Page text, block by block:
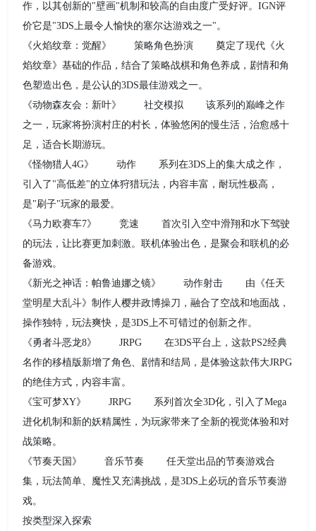
作，以其创新的"壁画"机制和较高的自由度广受好评。IGN评
价它是"3DS上最令人愉快的塞尔达游戏之一"。
《火焰纹章：觉醒》 策略角色扮演 奠定了现代《火
焰纹章》基础的作品，结合了策略战棋和角色养成，剧情和角
色塑造出色，是公认的3DS最佳游戏之一。
《动物森友会：新叶》 社交模拟 该系列的巅峰之作
之一，玩家将扮演村庄的村长，体验悠闲的慢生活，治愈感十
足，适合长期游玩。
《怪物猎人4G》 动作 系列在3DS上的集大成之作，
引入了"高低差"的立体狩猎玩法，内容丰富，耐玩性极高，
是"刷子"玩家的最爱。
《马力欧赛车7》 竞速 首次引入空中滑翔和水下驾驶
的玩法，让比赛更加刺激。联机体验出色，是聚会和联机的必
备游戏。
《新光之神话：帕鲁迪娜之镜》 动作射击 由《任天
堂明星大乱斗》制作人樱井政博操刀，融合了空战和地面战，
操作独特，玩法爽快，是3DS上不可错过的创新之作。
《勇者斗恶龙8》 JRPG 在3DS平台上，这款PS2经典
名作的移植版新增了角色、剧情和结局，是体验这款伟大JRPG
的绝佳方式，内容丰富。
《宝可梦XY》 JRPG 系列首次全3D化，引入了Mega
进化机制和新的妖精属性，为玩家带来了全新的视觉体验和对
战策略。
《节奏天国》 音乐节奏 任天堂出品的节奏游戏合
集，玩法简单、魔性又充满挑战，是3DS上必玩的音乐节奏游
戏。
按类型深入探索